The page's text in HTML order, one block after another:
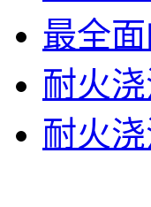
最全
耐火
耐火